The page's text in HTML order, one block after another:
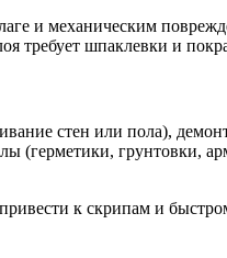
и механическим
требует шпаклевки и
стен или пола),
(герметики, грунтовки,
к скрипам и